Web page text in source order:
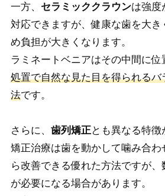
一方、 セラミッククラウンは強度
対応できますが、健康な歯を大き
め負担が大きくなります。
ラミネートベニアはその中間に位
処置で自然な見た目を得られる
法です。
さらに、 歯列矯正とも異なる特徴
矯正治療は歯を動かして噛み合
ら改善できる優れた方法ですが
が必要になる場合があります。